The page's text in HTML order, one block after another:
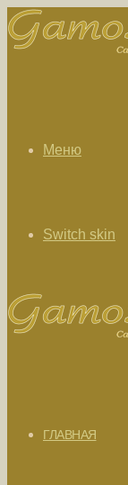
Меню
Switch skin
ГЛАВНАЯ